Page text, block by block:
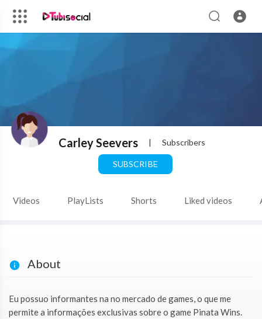
Carley Seevers | Subscribers
SUBSCRIBE
Videos PlayLists Shorts Liked videos
About
Eu possuo informantes na no mercado de games, o que me
permite a informações exclusivas sobre o game Pinata Wins.